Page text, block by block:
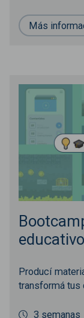
Más
Producí
transformá tus
3 semanas